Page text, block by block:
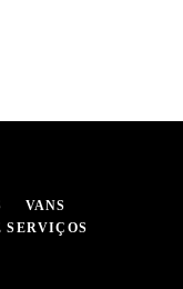
VANS
SERVIÇOS